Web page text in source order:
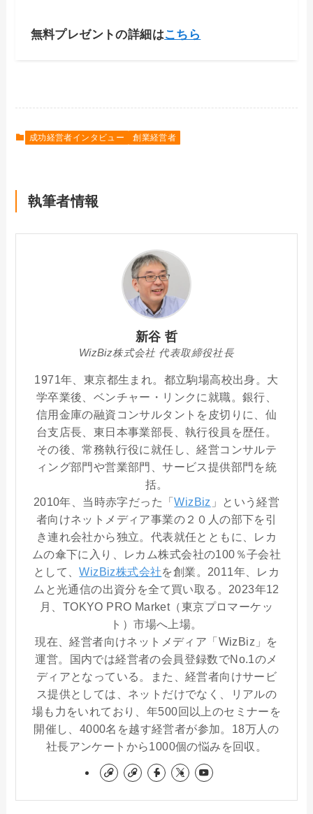
無料プレゼントの詳細はこちら
成功経営者インタビュー 創業経営者
執筆者情報
新谷 哲
WizBiz株式会社 代表取締役社長
1971年、東京都生まれ。都立駒場高校出身。大
学卒業後、ベンチャー・リンクに就職。銀行、
信用金庫の融資コンサルタントを皮切りに、仙
台支店長、東日本事業部長、執行役員を歴任。
その後、常務執行役に就任し、経営コンサルテ
ィング部門や営業部門、サービス提供部門を統
括。
2010年、当時赤字だった「WizBiz 」という経営
者向けネットメディア事業の２０人の部下を引
き連れ会社から独立。代表就任とともに、レカ
ムの傘下に入り、レカム株式会社の100％子会社
として、WizBiz株式会社を創業。2011年、レカ
ムと光通信の出資分を全て買い取る。2023年12
月、TOKYO PRO Market（東京プロマーケッ
ト）市場へ上場。
現在、経営者向けネットメディア「WizBiz」を
運営。国内では経営者の会員登録数でNo.1のメ
ディアとなっている。また、経営者向けサービ
ス提供としては、ネットだけでなく、リアルの
場も力をいれており、年500回以上のセミナーを
開催し、4000名を越す経営者が参加。18万人の
社長アンケートから1000個の悩みを回収。